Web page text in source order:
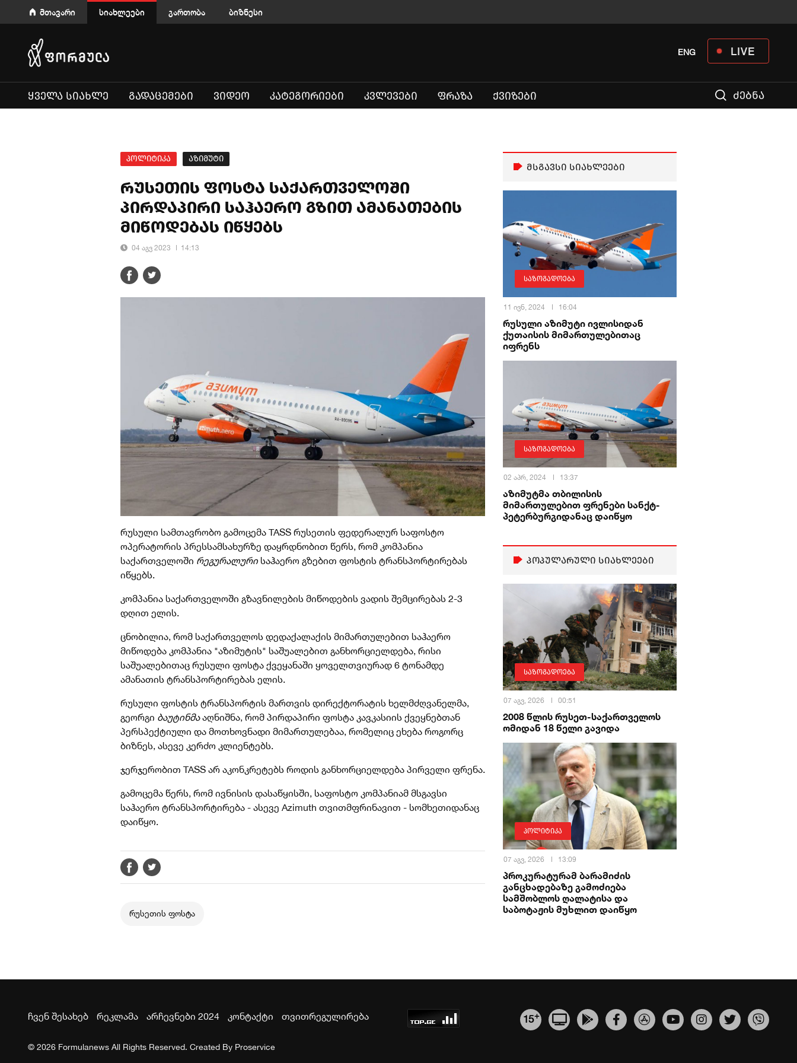
მთავარი სიახლეები გართობა ბიზნესი
LIVE
ENG
ᲧᲕᲔᲚᲐ ᲡᲘᲐᲮᲚᲔ ᲒᲐᲓᲐᲪᲔᲛᲔᲑᲘ ᲕᲘᲓᲔᲝ ᲙᲐᲢᲔᲒᲝᲠᲘᲔᲑᲘ ᲙᲕᲚᲔᲕᲔᲑᲘ ᲤᲠᲐᲖᲐ ᲥᲕᲘᲖᲔᲑᲘ ძებნა
პოლიტიკა აზიმუტი
რუსეთის ფოსტა საქართველოში
პირდაპირი საჰაერო გზით ამანათების
მიწოდებას იწყებს
04 აგვ 2023 14:13
რუსული სამთავრობო გამოცემა TASS რუსეთის ფედერალურ საფოსტო
ოპერატორის პრესსამსახურზე დაყრდნობით წერს, რომ კომპანია
საქართველოში რეგურალურისაჰაერო გზებით ფოსტის ტრანსპორტირებას
იწყებს.
კომპანია საქართველოში გზავნილების მიწოდების ვადის შემცირებას 2-3
დღით ელის.
ცნობილია, რომ საქართველოს დედაქალაქის მიმართულებით საჰაერო
მიწოდება კომპანია "აზიმუტის" საშუალებით განხორციელდება, რისი
საშუალებითაც რუსული ფოსტა ქვეყანაში ყოველთვიურად 6 ტონამდე
ამანათის ტრანსპორტირებას ელის.
რუსული ფოსტის ტრანსპორტის მართვის დირექტორატის ხელმძღვანელმა,
გეორგი ბაუტინმააღნიშნა, რომ პირდაპირი ფოსტა კავკასიის ქვეყნებთან
პერსპექტიული და მოთხოვნადი მიმართულებაა, რომელიც ეხება როგორც
ბიზნეს, ასევე კერძო კლიენტებს.
ჯერჯერობით TASS არ აკონკრეტებს როდის განხორციელდება პირველი ფრენა.
გამოცემა წერს, რომ ივნისის დასაწყისში, საფოსტო კომპანიამ მსგავსი
საჰაერო ტრანსპორტირება - ასევე Azimuth თვითმფრინავით - სომხეთიდანაც
დაიწყო.
რუსეთის ფოსტა
მსგავსი სიახლეები
საზოგადოება
11 ივნ, 2024 16:04
რუსული აზიმუტი ივლისიდან
ქუთაისის მიმართულებითაც
იფრენს
საზოგადოება
02 აპრ, 2024 13:37
აზიმუტმა თბილისის
მიმართულებით ფრენები სანქტ-
პეტერბურგიდანაც დაიწყო
პოპულარული სიახლეები
საზოგადოება
07 აგვ, 2026 00:51
2008 წლის რუსეთ-საქართველოს
ომიდან 18 წელი გავიდა
პოლიტიკა
07 აგვ, 2026 13:09
პროკურატურამ ბარამიძის
განცხადებაზე გამოძიება
სამშობლოს ღალატისა და
საბოტაჟის მუხლით დაიწყო
ჩვენ შესახებ რეკლამა არჩევნები 2024 კონტაქტი თვითრეგულირება 15+
© 2026 Formulanews All Rights Reserved. Created By Proservice